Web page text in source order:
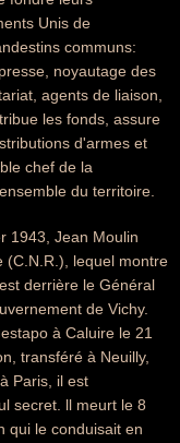
Unis de
communs:
noyautage des
agents de liaison,
les fonds, assure
d'armes et
chef de la
du territoire.
1943, Jean Moulin
(C.N.R.), lequel montre
derrière le Général
de Vichy.
à Caluire le 21
transféré à Neuilly,
Paris, il est
secret. ll meurt le 8
qui le conduisait en